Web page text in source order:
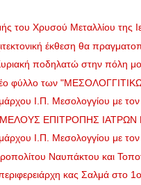
του Χρυσού Μεταλλίου της
έκθεση θα
ποδηλατώ στην πόλη
φύλλο των
Ι.Π. Μεσολογγίου με τον
ΕΠΙΤΡΟΠΗΣ ΙΑΤΡΩΝ
Ι.Π. Μεσολογγίου με τον
Ναυπάκτου και
κας Σαλμά στο